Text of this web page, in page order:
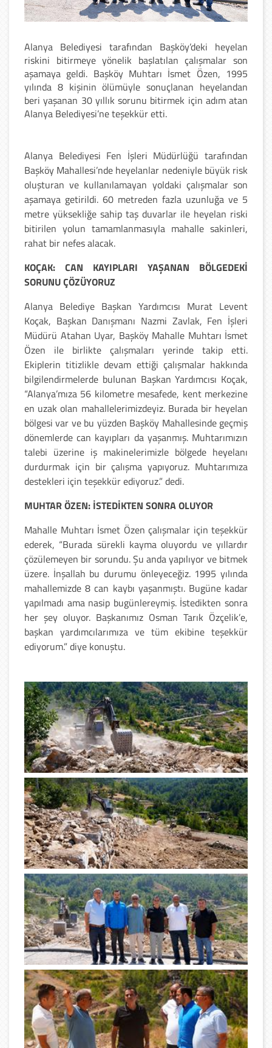
Alanya Belediyesi tarafından Başköy’deki heyelan
riskini bitirmeye yönelik başlatılan çalışmalar son
aşamaya geldi. Başköy Muhtarı İsmet Özen, 1995
yılında 8 kişinin ölümüyle sonuçlanan heyelandan
beri yaşanan 30 yıllık sorunu bitirmek için adım atan
Alanya Belediyesi’ne teşekkür etti.
Alanya Belediyesi Fen İşleri Müdürlüğü tarafından
Başköy Mahallesi’nde heyelanlar nedeniyle büyük risk
oluşturan ve kullanılamayan yoldaki çalışmalar son
aşamaya getirildi. 60 metreden fazla uzunluğa ve 5
metre yüksekliğe sahip taş duvarlar ile heyelan riski
bitirilen yolun tamamlanmasıyla mahalle sakinleri,
rahat bir nefes alacak.
KOÇAK: CAN KAYIPLARI YAŞANAN BÖLGEDEKİ
SORUNU ÇÖZÜYORUZ
Alanya Belediye Başkan Yardımcısı Murat Levent
Koçak, Başkan Danışmanı Nazmi Zavlak, Fen İşleri
Müdürü Atahan Uyar, Başköy Mahalle Muhtarı İsmet
Özen ile birlikte çalışmaları yerinde takip etti.
Ekiplerin titizlikle devam ettiği çalışmalar hakkında
bilgilendirmelerde bulunan Başkan Yardımcısı Koçak,
“Alanya’mıza 56 kilometre mesafede, kent merkezine
en uzak olan mahallelerimizdeyiz. Burada bir heyelan
bölgesi var ve bu yüzden Başköy Mahallesinde geçmiş
dönemlerde can kayıpları da yaşanmış. Muhtarımızın
talebi üzerine iş makinelerimizle bölgede heyelanı
durdurmak için bir çalışma yapıyoruz. Muhtarımıza
destekleri için teşekkür ediyoruz.” dedi.
MUHTAR ÖZEN: İSTEDİKTEN SONRA OLUYOR
Mahalle Muhtarı İsmet Özen çalışmalar için teşekkür
ederek, “Burada sürekli kayma oluyordu ve yıllardır
çözülemeyen bir sorundu. Şu anda yapılıyor ve bitmek
üzere. İnşallah bu durumu önleyeceğiz. 1995 yılında
mahallemizde 8 can kaybı yaşanmıştı. Bugüne kadar
yapılmadı ama nasip bugünlereymiş. İstedikten sonra
her şey oluyor. Başkanımız Osman Tarık Özçelik’e,
başkan yardımcılarımıza ve tüm ekibine teşekkür
ediyorum.” diye konuştu.